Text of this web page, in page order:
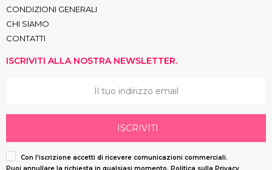
CONDIZIONI GENERALI
CHI SIAMO
CONTATTI
ISCRIVITI ALLA NOSTRA NEWSLETTER.
ISCRIVITI
Con l'iscrizione accetti di ricevere comunicazioni commerciali.
Puoi annullare la richiesta in qualsiasi momento. Politica sulla Privacy